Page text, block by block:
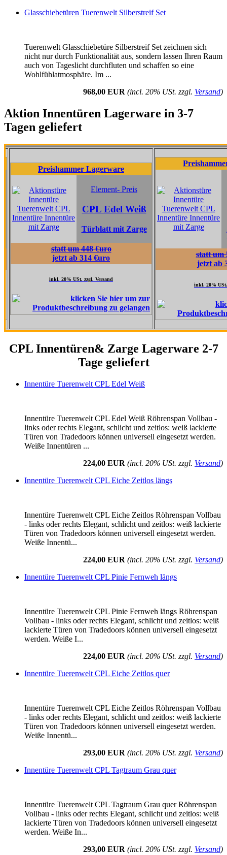
Glasschiebetüren Tuerenwelt Silberstreif Set
Tuerenwelt Glasschiebetüre Silberstreif Set zeichnen sich
nicht nur durch Funktionalität aus, sondern lassen Ihren Raum
auch von Tageslicht durchfluten und schaffen so eine
Wohlfühlatmosphäre. Im ...
968,00 EUR (incl. 20% USt. zzgl. Versand)
Aktion Innentüren Lagerware in 3-7
Tagen geliefert
Preishammer Lagerware
Element- Preis
CPL Edel Weiß
Türblatt mit Zarge
statt um 448 €uro
jetzt ab 314 €uro
inkl. 20% USt. zzgl. Versand
Preishammer
CPL
Türblatt
statt um 517 €uro
jetzt ab 362 €uro
inkl. 20% USt. zzgl. Versand
CPL Innentüren& Zarge Lagerware 2-7
Tage geliefert
Innentüre Tuerenwelt CPL Edel Weiß
Innentüre Tuerenwelt CPL Edel Weiß Röhrenspan Vollbau -
links oder rechts Elegant, schlicht und zeitlos: weiß lackierte
Türen von Tradedoors können universell eingesetzt werden.
Weiße Innentüren ...
224,00 EUR (incl. 20% USt. zzgl. Versand)
Innentüre Tuerenwelt CPL Eiche Zeitlos längs
Innentüre Tuerenwelt CPL Eiche Zeitlos Röhrenspan Vollbau
- links oder rechts Elegant, schlicht und zeitlos: weiß lackierte
Türen von Tradedoors können universell eingesetzt werden.
Weiße Innentü...
224,00 EUR (incl. 20% USt. zzgl. Versand)
Innentüre Tuerenwelt CPL Pinie Fernweh längs
Innentüre Tuerenwelt CPL Pinie Fernweh längs Röhrenspan
Vollbau - links oder rechts Elegant, schlicht und zeitlos: weiß
lackierte Türen von Tradedoors können universell eingesetzt
werden. Weiße I...
224,00 EUR (incl. 20% USt. zzgl. Versand)
Innentüre Tuerenwelt CPL Eiche Zeitlos quer
Innentüre Tuerenwelt CPL Eiche Zeitlos Röhrenspan Vollbau
- links oder rechts Elegant, schlicht und zeitlos: weiß lackierte
Türen von Tradedoors können universell eingesetzt werden.
Weiße Innentü...
293,00 EUR (incl. 20% USt. zzgl. Versand)
Innentüre Tuerenwelt CPL Tagtraum Grau quer
Innentüre Tuerenwelt CPL Tagtraum Grau quer Röhrenspan
Vollbau - links oder rechts Elegant, schlicht und zeitlos: weiß
lackierte Türen von Tradedoors können universell eingesetzt
werden. Weiße In...
293,00 EUR (incl. 20% USt. zzgl. Versand)